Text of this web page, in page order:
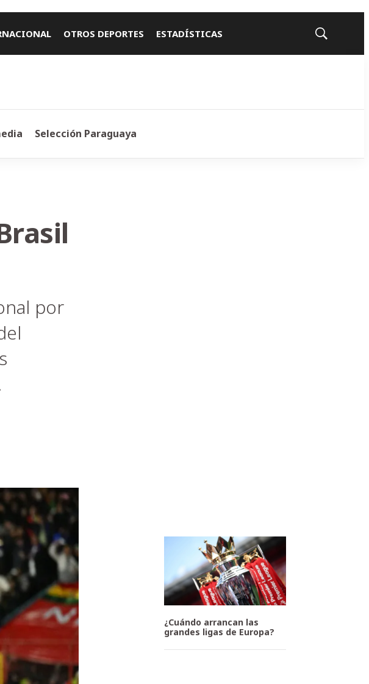
OTROS DEPORTES ESTADÍSTICAS
Mostrar
Selección Paraguaya
por
¿Cuándo arrancan las
grandes ligas de Europa?